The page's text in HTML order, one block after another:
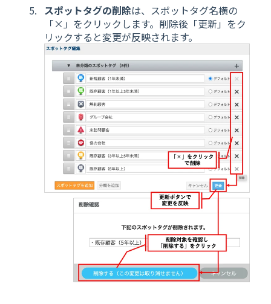
スポットタグの削除は、スポットタグ名横の
「×」をクリックします。削除後「更新」をク
リックすると変更が反映されます。